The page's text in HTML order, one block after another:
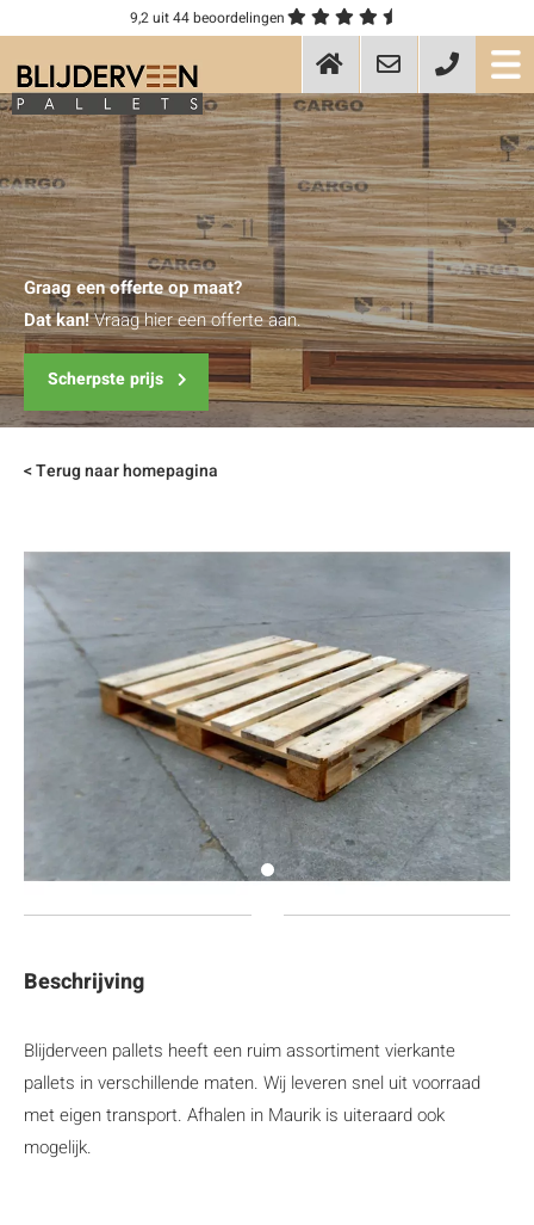
9,2uit 44 beoordelingen
Graag een offerte op maat?
Dat kan!Vraag hier een offerte aan.
Scherpste prijs
< Terug naar homepagina
Beschrijving
Blijderveen pallets heeft een ruim assortiment vierkante
pallets in verschillende maten. Wij leveren snel uit voorraad
met eigen transport. Afhalen in Maurik is uiteraard ook
mogelijk.